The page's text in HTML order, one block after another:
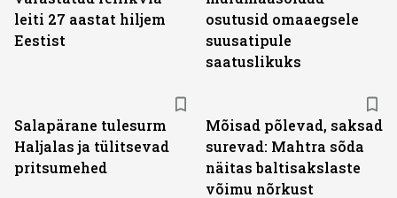
leiti 27 aastat hiljem
Eestist
osutusid omaaegsele
suusatipule
saatuslikuks
Salapärane tulesurm
Haljalas ja tülitsevad
pritsumehed
Mõisad põlevad, saksad
surevad: Mahtra sõda
näitas baltisakslaste
võimu nõrkust